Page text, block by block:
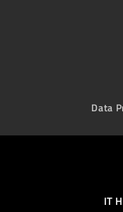
Data
IT